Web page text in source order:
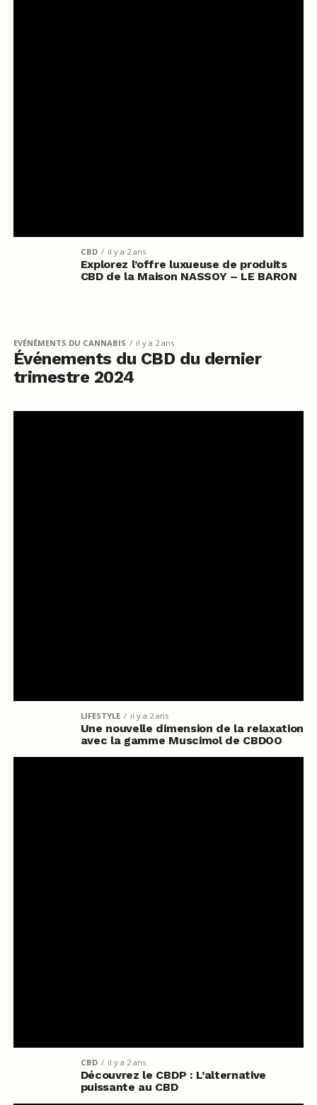
CBD il y a 2 ans
Explorez l’offre luxueuse de produits
CBD de la Maison NASSOY – LE BARON
EVÉNÉMENTS DU CANNABIS il y a 2 ans
Événements du CBD du dernier
trimestre 2024
LIFESTYLE il y a 2 ans
Une nouvelle dimension de la relaxation
avec la gamme Muscimol de CBDOO
CBD il y a 2 ans
Découvrez le CBDP : L’alternative
puissante au CBD